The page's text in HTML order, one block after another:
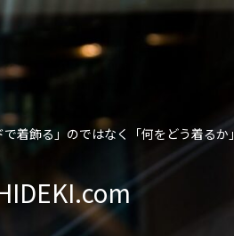
着飾る」のではなく「何をどう着るか」